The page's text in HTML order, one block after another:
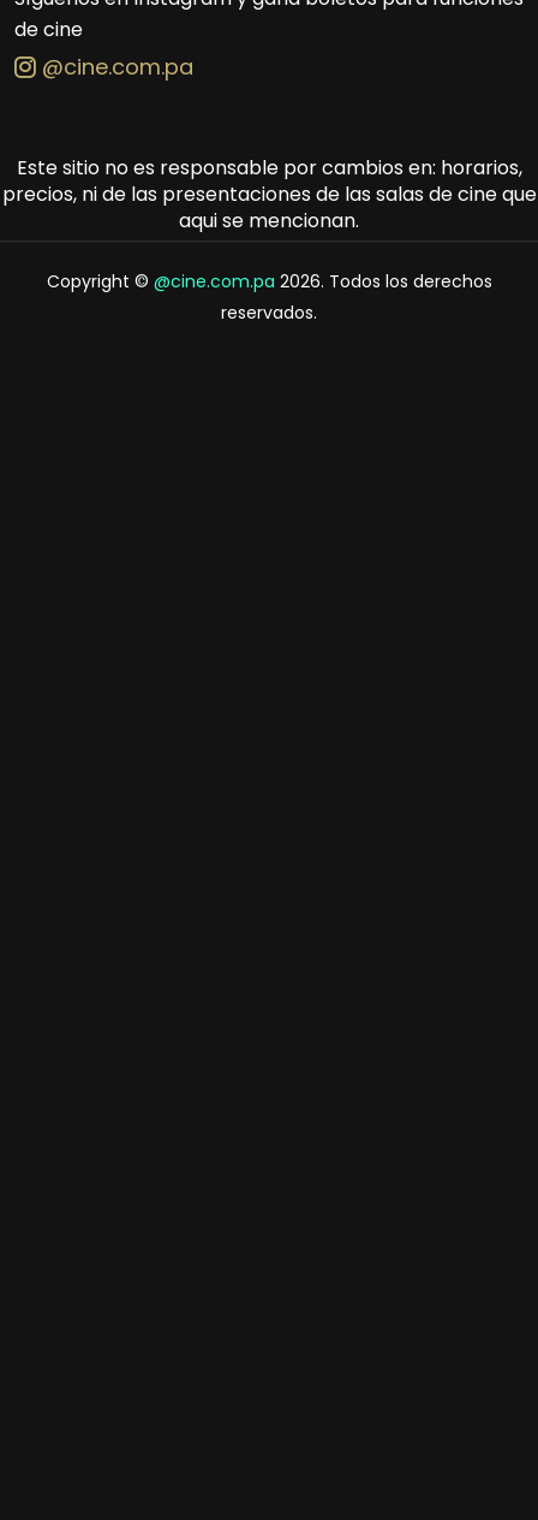
de cine
@cine.com.pa
Este sitio no es responsable por cambios en: horarios,
precios, ni de las presentaciones de las salas de cine que
aqui se mencionan.
Copyright © @cine.com.pa 2026. Todos los derechos
reservados.